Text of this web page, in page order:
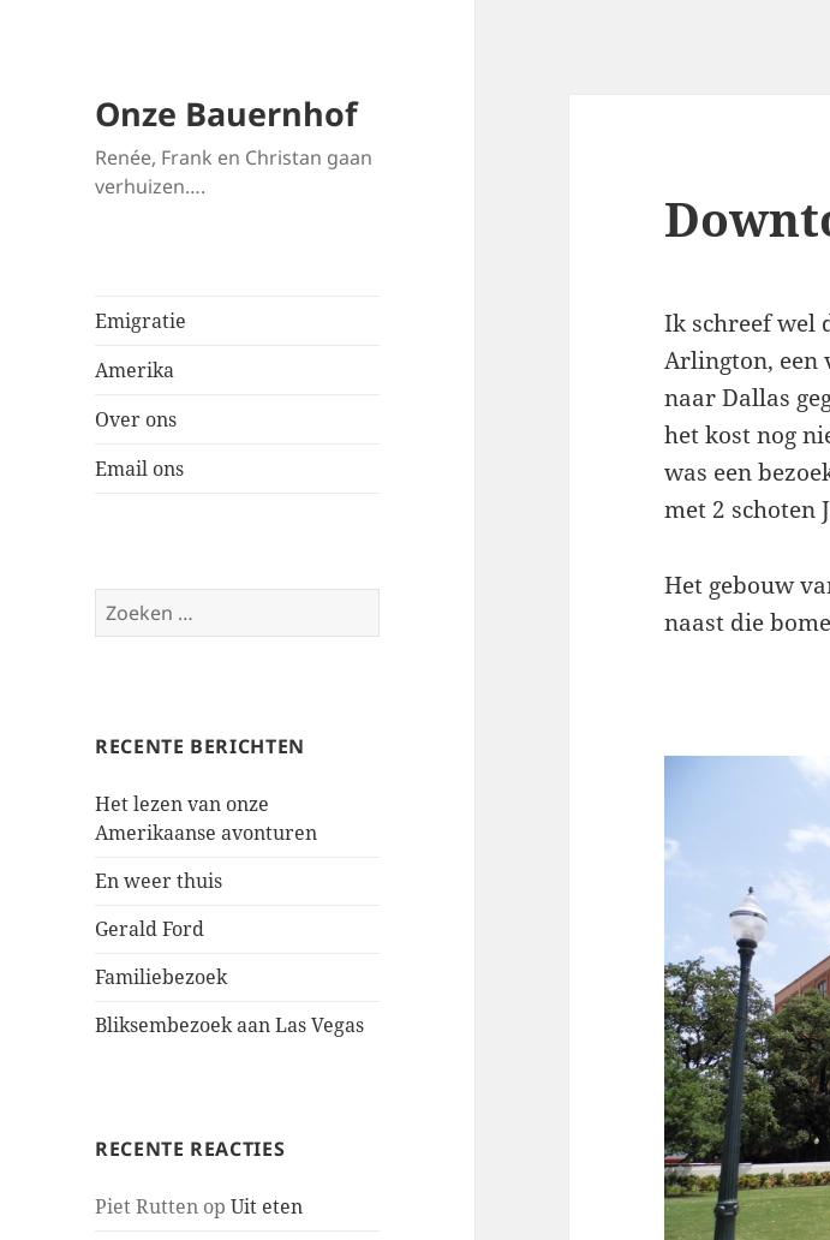
Onze Bauernhof
Renée, Frank en Christan gaan
verhuizen….
Emigratie
Amerika
Over ons
Email ons
Zoeken
naar:
RECENTE BERICHTEN
Het lezen van onze
Amerikaanse avonturen
En weer thuis
Gerald Ford
Familiebezoek
Bliksembezoek aan Las Vegas
RECENTE REACTIES
Piet Rutten opUit eten
Ik schreef wel
Arlington, een
naar Dallas
het kost nog
was een
met 2 schoten
Het gebouw
naast die